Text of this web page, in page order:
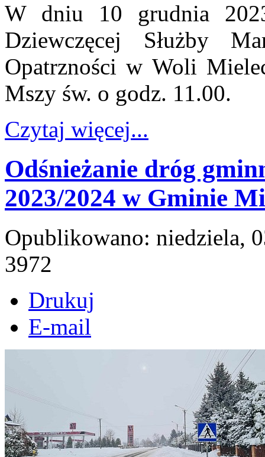
W dniu 10 grudnia
Dziewczęcej Służby
Opatrzności w Woli
Mszy św. o godz. 11.00.
Czytaj więcej...
Odśnieżanie dróg
2023/2024 w Gminie
Opublikowano: niedziela,
3972
Drukuj
E-mail